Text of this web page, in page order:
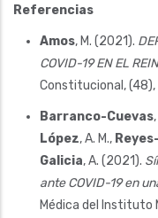
Referencias
Amos, M. (2021).
COVID-19 EN EL
Constitucional, (48),
Barranco-Cuevas
López, A. M.,
Galicia, A. (2021).
ante COVID-19 en
Médica del Instituto